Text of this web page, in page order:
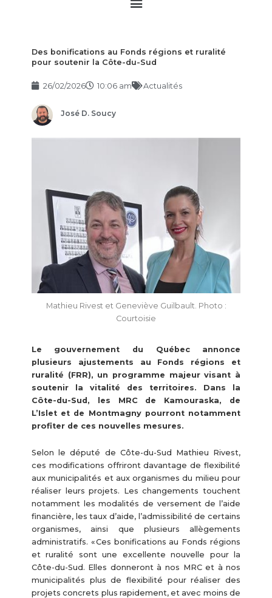
Des bonifications au Fonds régions et ruralité
pour soutenir la Côte-du-Sud
26/02/2026 10:06 am Actualités
José D. Soucy
Mathieu Rivest et Geneviève Guilbault. Photo :
Courtoisie
Le gouvernement du Québec annonce
plusieurs ajustements au Fonds régions et
ruralité (FRR), un programme majeur visant à
soutenir la vitalité des territoires. Dans la
Côte-du-Sud, les MRC de Kamouraska, de
L’Islet et de Montmagny pourront notamment
profiter de ces nouvelles mesures.
Selon le député de Côte-du-Sud Mathieu Rivest,
ces modifications offriront davantage de flexibilité
aux municipalités et aux organismes du milieu pour
réaliser leurs projets. Les changements touchent
notamment les modalités de versement de l’aide
financière, les taux d’aide, l’admissibilité de certains
organismes, ainsi que plusieurs allègements
administratifs. « Ces bonifications au Fonds régions
et ruralité sont une excellente nouvelle pour la
Côte-du-Sud. Elles donneront à nos MRC et à nos
municipalités plus de flexibilité pour réaliser des
projets concrets plus rapidement, et avec moins de